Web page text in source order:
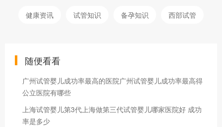
健康资讯 试管知识 备孕知识 西部试管
随便看看
广州试管婴儿成功率最高的医院广州试管婴儿成功率最高得
公立医院有哪些
上海试管婴儿第3代上海做第三代试管婴儿哪家医院好 成功
率是多少